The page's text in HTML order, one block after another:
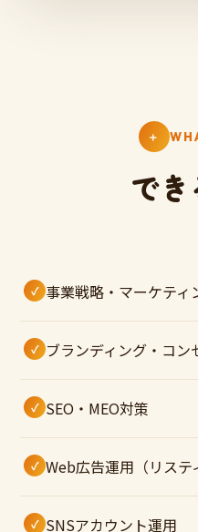
＋
でき
事業戦略・マーケティ
ブランディング・コン
SEO・MEO対策
Web広告運用（リステ
SNSアカウント運用